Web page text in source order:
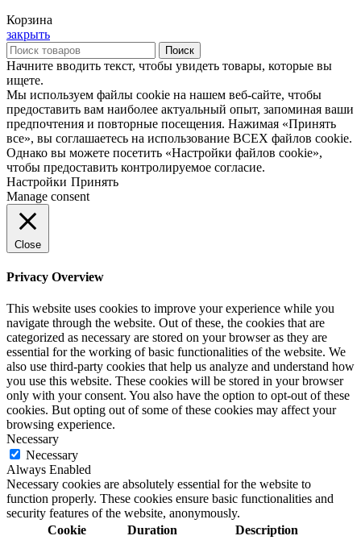
Корзина
закрыть
Поиск
Начните вводить текст, чтобы увидеть товары, которые вы
ищете.
Мы используем файлы cookie на нашем веб-сайте, чтобы
предоставить вам наиболее актуальный опыт, запоминая ваши
предпочтения и повторные посещения. Нажимая «Принять
все», вы соглашаетесь на использование ВСЕХ файлов cookie.
Однако вы можете посетить «Настройки файлов cookie»,
чтобы предоставить контролируемое согласие.
Настройки Принять
Manage consent
Close
Privacy Overview
This website uses cookies to improve your experience while you
navigate through the website. Out of these, the cookies that are
categorized as necessary are stored on your browser as they are
essential for the working of basic functionalities of the website. We
also use third-party cookies that help us analyze and understand how
you use this website. These cookies will be stored in your browser
only with your consent. You also have the option to opt-out of these
cookies. But opting out of some of these cookies may affect your
browsing experience.
Necessary
Necessary
Always Enabled
Necessary cookies are absolutely essential for the website to
function properly. These cookies ensure basic functionalities and
security features of the website, anonymously.
Cookie
Duration Description